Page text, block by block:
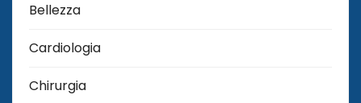
Bellezza
Cardiologia
Chirurgia